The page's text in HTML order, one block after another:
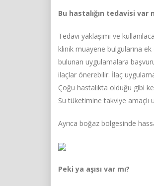
Bu hastalığın tedavisi var
Tedavi yaklaşımı ve
klinik muayene bulgularına
bulunan uygulamalara
ilaçlar önerebilir. İlaç
Çoğu hastalıkta olduğu gibi
Su tüketimine takviye amaçlı
Ayrıca boğaz bölgesinde
Peki ya aşısı var mı?